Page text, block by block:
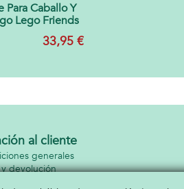
Para Caballo Y
Lego Friends
33,95 €
al cliente
generales
devolución